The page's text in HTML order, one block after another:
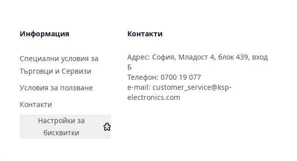
Информация
Специални условия за
Търговци и Сервизи
Условия за ползване
Контакти
Настройки за
бисквитки
Контакти
Адрес: София, Младост 4, блок 439, вход
Б
Телефон: 0700 19 077
e-mail: customer_service@ksp-
electronics.com